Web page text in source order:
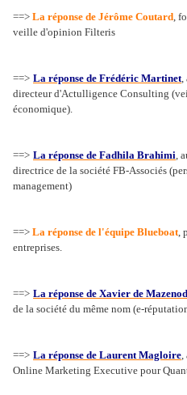
==> La réponse de Jérôme Coutard,
veille d'opinion Filteris
==> La réponse de Frédéric Martinet,
directeur d'Actulligence Consulting
économique).
==> La réponse de Fadhila Brahimi,
directrice de la société FB-Associés
management)
==> La réponse de l'équipe Blueboat,
entreprises.
==> La réponse de Xavier de Mazenod
de la société du même nom (e-
==> La réponse de Laurent Magloire,
Online Marketing Executive pour